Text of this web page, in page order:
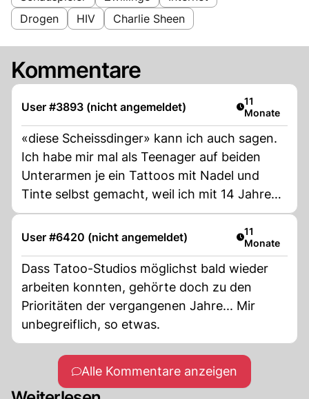
Drogen
HIV Charlie Sheen
Kommentare
User #3893 (nicht angemeldet) Artikel
11
Monate
«diese Scheissdinger» kann ich auch sagen.
Ich habe mir mal als Teenager auf beiden
Unterarmen je ein Tattoos mit Nadel und
Tinte selbst gemacht, weil ich mit 14 Jahren
der coole Typ sein wollte, wie es einer meiner
Besten Freunde auch war. Jahre später habe
ich es sehr bereut und weitere Jahre von
einem Tattoo-Studio professionell
übertattowieren lassen. Sieht heute gut aus,
aber besser wäre es wenn es keines gäbe.
User #6420 (nicht angemeldet) Artikel
11
Monate
Dass Tatoo-Studios möglichst bald wieder
arbeiten konnten, gehörte doch zu den
Prioritäten der vergangenen Jahre... Mir
unbegreiflich, so etwas.
Alle Kommentare anzeigen